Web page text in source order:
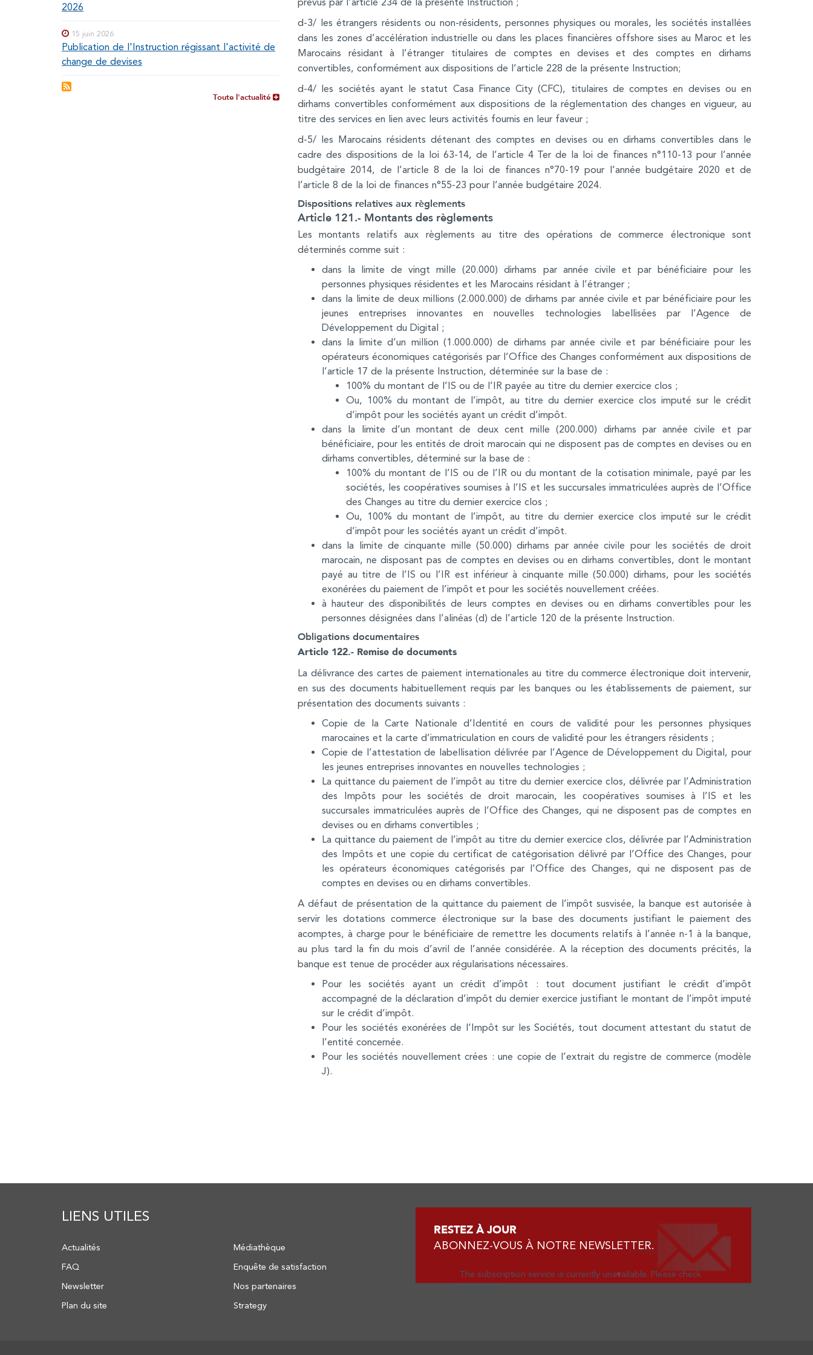
2026
15 juin 2026
Publication de l'Instruction régissant l'activité de
change de devises
Toute l'actualité
d-3/ les étrangers résidents ou non-résidents, personnes physiques ou morales, les sociétés installées
dans les zones d’accélération industrielle ou dans les places financières offshore sises au Maroc et les
Marocains résidant à l’étranger titulaires de comptes en devises et des comptes en dirhams
convertibles, conformément aux dispositions de l’article 228 de la présente Instruction;
d-4/ les sociétés ayant le statut Casa Finance City (CFC), titulaires de comptes en devises ou en
dirhams convertibles conformément aux dispositions de la réglementation des changes en vigueur, au
titre des services en lien avec leurs activités fournis en leur faveur ;
d-5/ les Marocains résidents détenant des comptes en devises ou en dirhams convertibles dans le
cadre des dispositions de la loi 63-14, de l’article 4 Ter de la loi de finances n°110-13 pour l’année
budgétaire 2014, de l’article 8 de la loi de finances n°70-19 pour l’année budgétaire 2020 et de
l’article 8 de la loi de finances n°55-23 pour l’année budgétaire 2024.
Dispositions relatives aux règlements
Article 121.- Montants des règlements
Les montants relatifs aux règlements au titre des opérations de commerce électronique sont
déterminés comme suit :
dans la limite de vingt mille (20.000) dirhams par année civile et par bénéficiaire pour les
personnes physiques résidentes et les Marocains résidant à l’étranger ;
dans la limite de deux millions (2.000.000) de dirhams par année civile et par bénéficiaire pour les
jeunes entreprises innovantes en nouvelles technologies labellisées par l’Agence de
Développement du Digital ;
dans la limite d’un million (1.000.000) de dirhams par année civile et par bénéficiaire pour les
opérateurs économiques catégorisés par l’Office des Changes conformément aux dispositions de
l’article 17 de la présente Instruction, déterminée sur la base de :
100% du montant de l’IS ou de l’IR payée au titre du dernier exercice clos ;
Ou, 100% du montant de l’impôt, au titre du dernier exercice clos imputé sur le crédit
d’impôt pour les sociétés ayant un crédit d’impôt.
dans la limite d’un montant de deux cent mille (200.000) dirhams par année civile et par
bénéficiaire, pour les entités de droit marocain qui ne disposent pas de comptes en devises ou en
dirhams convertibles, déterminé sur la base de :
100% du montant de l’IS ou de l’IR ou du montant de la cotisation minimale, payé par les
sociétés, les coopératives soumises à l’IS et les succursales immatriculées auprès de l’Office
des Changes au titre du dernier exercice clos ;
Ou, 100% du montant de l’impôt, au titre du dernier exercice clos imputé sur le crédit
d’impôt pour les sociétés ayant un crédit d’impôt.
dans la limite de cinquante mille (50.000) dirhams par année civile pour les sociétés de droit
marocain, ne disposant pas de comptes en devises ou en dirhams convertibles, dont le montant
payé au titre de l’IS ou l’IR est inférieur à cinquante mille (50.000) dirhams, pour les sociétés
exonérées du paiement de l’impôt et pour les sociétés nouvellement créées.
à hauteur des disponibilités de leurs comptes en devises ou en dirhams convertibles pour les
personnes désignées dans l’alinéas (d) de l’article 120 de la présente Instruction.
Obligations documentaires
Article 122.- Remise de documents
La délivrance des cartes de paiement internationales au titre du commerce électronique doit intervenir,
en sus des documents habituellement requis par les banques ou les établissements de paiement, sur
présentation des documents suivants :
Copie de la Carte Nationale d’Identité en cours de validité pour les personnes physiques
marocaines et la carte d’immatriculation en cours de validité pour les étrangers résidents ;
Copie de l’attestation de labellisation délivrée par l’Agence de Développement du Digital, pour
les jeunes entreprises innovantes en nouvelles technologies ;
La quittance du paiement de l’impôt au titre du dernier exercice clos, délivrée par l’Administration
des Impôts pour les sociétés de droit marocain, les coopératives soumises à l’IS et les
succursales immatriculées auprès de l’Office des Changes, qui ne disposent pas de comptes en
devises ou en dirhams convertibles ;
La quittance du paiement de l’impôt au titre du dernier exercice clos, délivrée par l’Administration
des Impôts et une copie du certificat de catégorisation délivré par l’Office des Changes, pour
les opérateurs économiques catégorisés par l’Office des Changes, qui ne disposent pas de
comptes en devises ou en dirhams convertibles.
A défaut de présentation de la quittance du paiement de l’impôt susvisée, la banque est autorisée à
servir les dotations commerce électronique sur la base des documents justifiant le paiement des
acomptes, à charge pour le bénéficiaire de remettre les documents relatifs à l’année n-1 à la banque,
au plus tard la fin du mois d’avril de l’année considérée. A la réception des documents précités, la
banque est tenue de procéder aux régularisations nécessaires.
Pour les sociétés ayant un crédit d’impôt : tout document justifiant le crédit d’impôt
accompagné de la déclaration d’impôt du dernier exercice justifiant le montant de l’impôt imputé
sur le crédit d’impôt.
Pour les sociétés exonérées de l’Impôt sur les Sociétés, tout document attestant du statut de
l’entité concernée.
Pour les sociétés nouvellement crées : une copie de l’extrait du registre de commerce (modèle
J).
LIENS UTILES
Actualités
FAQ
Newsletter
Plan du site
Médiathèque
Enquête de satisfaction
Nos partenaires
Strategy
RESTEZ À JOUR
ABONNEZ-VOUS À NOTRE NEWSLETTER.
The subscription service is currently unavailable. Please check